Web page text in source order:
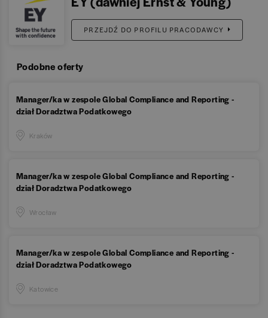
PRZEJDŹ DO PROFILU PRACODAWCY
Podobne oferty
Manager/ka w zespole Global Compliance and Reporting -
dział Doradztwa Podatkowego
Kraków
Manager/ka w zespole Global Compliance and Reporting -
dział Doradztwa Podatkowego
Wrocław
Manager/ka w zespole Global Compliance and Reporting -
dział Doradztwa Podatkowego
Katowice